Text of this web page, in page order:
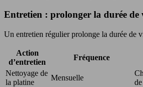
Entretien : prolonger la durée de
Un entretien régulier prolonge la durée de
Action
d’entretien
Fréquence
Nettoyage de
la platine
Mensuelle